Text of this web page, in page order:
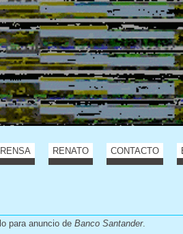
RENATO CONTACTO
para anuncio de Banco Santander.